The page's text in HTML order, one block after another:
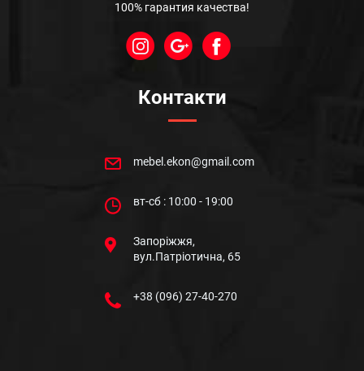
100% гарантия качества!
Контакти
mebel.ekon@gmail.com
вт-сб : 10:00 - 19:00
Запоріжжя,
вул.Патріотична, 65
+38 (096) 27-40-270